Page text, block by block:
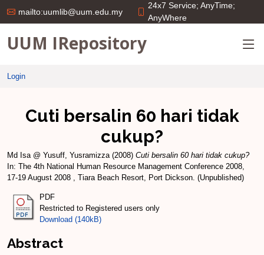
mailto:uumlib@uum.edu.my
24x7 Service; AnyTime;
AnyWhere
UUM IRepository
Login
Cuti bersalin 60 hari tidak
cukup?
Md Isa @ Yusuff, Yusramizza(2008) Cuti bersalin 60 hari tidak cukup?
In: The 4th National Human Resource Management Conference 2008,
17-19 August 2008 , Tiara Beach Resort, Port Dickson. (Unpublished)
PDF
Restricted to Registered users only
Download (140kB)
Abstract